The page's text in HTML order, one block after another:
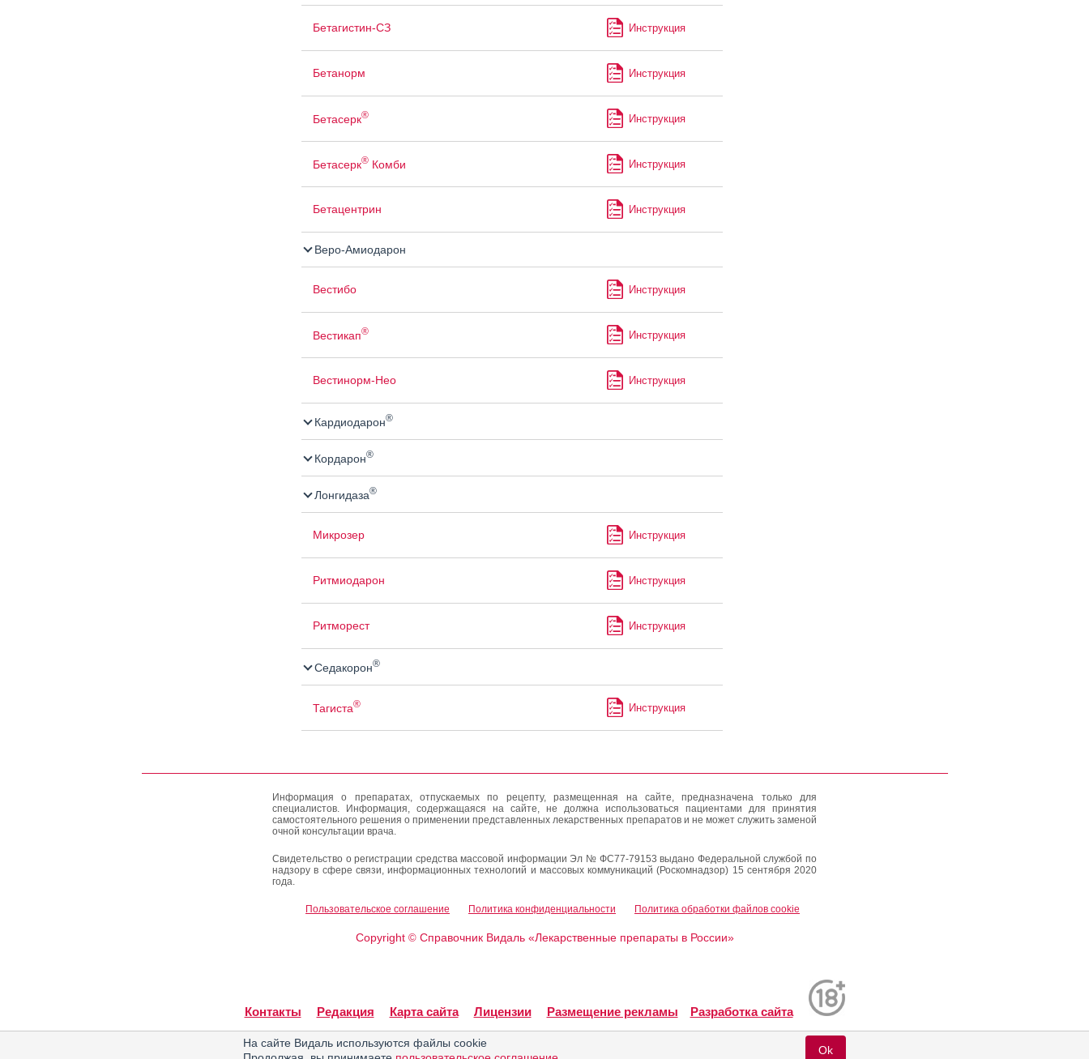
Бетагистин-СЗ Инструкция
Бетанорм Инструкция
Бетасерк® Инструкция
Бетасерк®Комби Инструкция
Бетацентрин Инструкция
Веро-Амиодарон
Вестибо Инструкция
Вестикап® Инструкция
Вестинорм-Нео Инструкция
Кардиодарон®
Кордарон®
Лонгидаза®
Микрозер Инструкция
Ритмиодарон Инструкция
Ритморест Инструкция
Седакорон®
Тагиста® Инструкция
Информация о препаратах, отпускаемых по рецепту, размещенная на сайте, предназначена только для
специалистов. Информация, содержащаяся на сайте, не должна использоваться пациентами для принятия
самостоятельного решения о применении представленных лекарственных препаратов и не может служить заменой
очной консультации врача.
Свидетельство о регистрации средства массовой информации Эл № ФС77-79153 выдано Федеральной службой по
надзору в сфере связи, информационных технологий и массовых коммуникаций (Роскомнадзор) 15 сентября 2020
года.
Пользовательское соглашение Политика конфиденциальности Политика обработки файлов cookie
Copyright ©Справочник Видаль «Лекарственные препараты в России»
Контакты Редакция Карта сайта Лицензии Размещение рекламы Разработка сайта
На сайте Видаль используются файлы cookie
Ok